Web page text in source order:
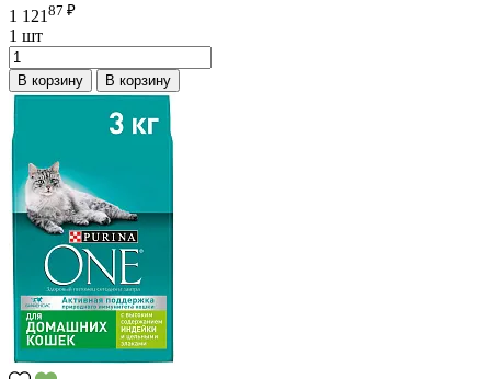
1 121 87 ₽
1 шт
В корзину В корзину